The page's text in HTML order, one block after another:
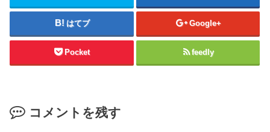
はてブ Google+
Pocket feedly
コメントを残す